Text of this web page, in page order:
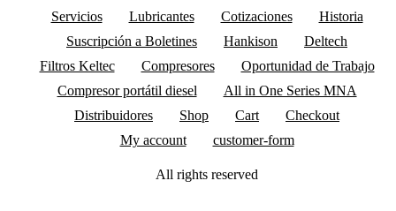
Servicios
Lubricantes Cotizaciones
Historia
Suscripción a Boletines
Hankison
Deltech
Filtros Keltec
Compresores
Oportunidad de Trabajo
Compresor portátil diesel
All in One Series MNA
Distribuidores
Shop Cart
Checkout
My account
customer-form
All rights reserved